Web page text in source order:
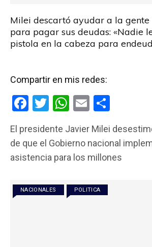
Milei descartó ayudar a la gente
para pagar sus deudas: «Nadie
pistola en la cabeza para
Compartir en mis redes:
F
ce
b
o
k
T
tt
er
W
at
s
p
p
E
ail m
p
El presidente Javier Milei
de que el Gobierno nacional
asistencia para los millones
NACIONALES POLITICA